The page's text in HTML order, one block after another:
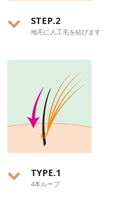
STEP.2
地毛に人工毛を結びます
TYPE.1
4本ループ